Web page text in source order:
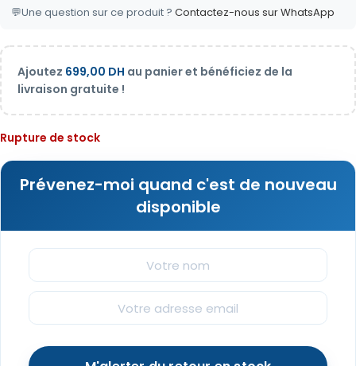
💬Une question sur ce produit ? Contactez-nous sur WhatsApp
Ajoutez 699,00 DH au panier et bénéficiez de la
livraison gratuite !
Rupture de stock
Prévenez-moi quand c'est de nouveau
disponible